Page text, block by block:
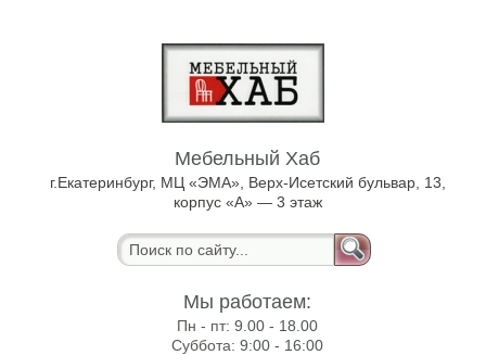
Мебельный Хаб
г.Екатеринбург, МЦ «ЭМА», Верх-Исетский бульвар, 13,
корпус «А» — 3 этаж
Мы работаем:
Пн - пт:9.00 - 18.00
Суббота:9:00 - 16:00